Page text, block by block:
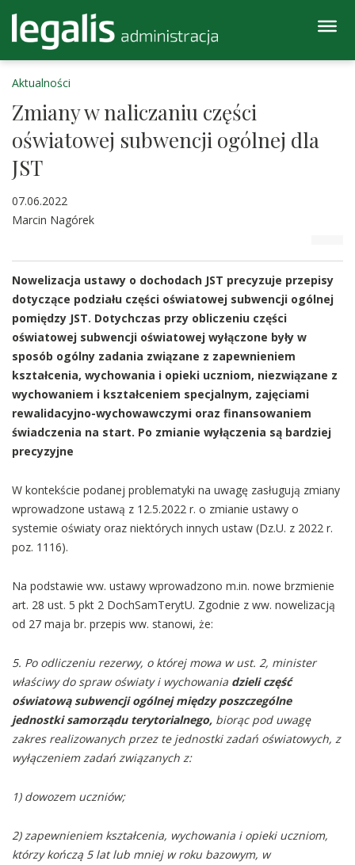
Aktualności
Zmiany w naliczaniu części
oświatowej subwencji ogólnej dla
JST
07.06.2022
Marcin Nagórek
Nowelizacja ustawy o dochodach JST precyzuje przepisy
dotyczące podziału części oświatowej subwencji ogólnej
pomiędzy JST. Dotychczas przy obliczeniu części
oświatowej subwencji oświatowej wyłączone były w
sposób ogólny zadania związane z zapewnieniem
kształcenia, wychowania i opieki uczniom, niezwiązane z
wychowaniem i kształceniem specjalnym, zajęciami
rewalidacyjno-wychowawczymi oraz finansowaniem
świadczenia na start. Po zmianie wyłączenia są bardziej
precyzyjne
W kontekście podanej problematyki na uwagę zasługują zmiany
wprowadzone ustawą z 12.5.2022 r. o zmianie ustawy o
systemie oświaty oraz niektórych innych ustaw (Dz.U. z 2022 r.
poz. 1116).
Na podstawie ww. ustawy wprowadzono m.in. nowe brzmienie
art. 28 ust. 5 pkt 2 DochSamTerytU. Zgodnie z ww. nowelizacją
od 27 maja br. przepis ww. stanowi, że:
5. Po odliczeniu rezerwy, o której mowa w ust. 2, minister
właściwy do spraw oświaty i wychowania dzieli część
oświatową subwencji ogólnej między poszczególne
jednostki samorządu terytorialnego, biorąc pod uwagę
zakres realizowanych przez te jednostki zadań oświatowych, z
wyłączeniem zadań związanych z:
1) dowozem uczniów;
2) zapewnieniem kształcenia, wychowania i opieki uczniom,
którzy kończą 5 lat lub mniej w roku bazowym, w